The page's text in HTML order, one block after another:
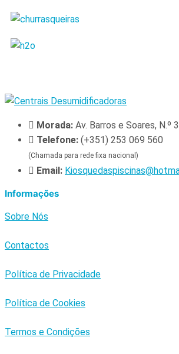
Morada: Av. Barros e Soares, N.º
Telefone: (+351) 253 069 560
(Chamada para rede fixa nacional)
Email:
Informações
Sobre Nós
Contactos
Política de Privacidade
Política de Cookies
Termos e Condições